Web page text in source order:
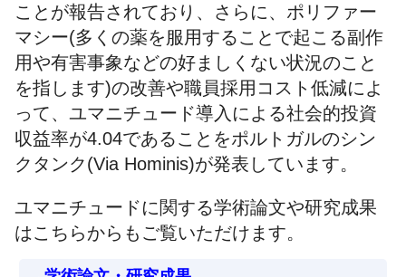
ことが報告されており、さらに、ポリファー
マシー(多くの薬を服用することで起こる副作
用や有害事象などの好ましくない状況のこと
を指します)の改善や職員採用コスト低減によ
って、ユマニチュード導入による社会的投資
収益率が4.04であることをポルトガルのシン
クタンク(Via Hominis)が発表しています。
ユマニチュードに関する学術論文や研究成果
はこちらからもご覧いただけます。